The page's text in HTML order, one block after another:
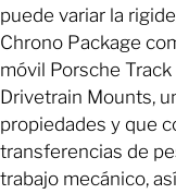
puede variar la
Chrono Package
móvil Porsche
Drivetrain Mounts,
propiedades y que
transferencias de
trabajo mecánico,